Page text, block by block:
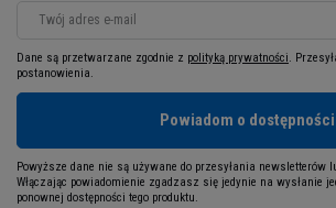
Twój adres e-mail
Dane są przetwarzane zgodnie z polityką prywatności.
postanowienia.
Powiadom o dostępności
Powyższe dane nie są używane do przesyłania newsletterów
Włączając powiadomienie zgadzasz się jedynie na wysłanie
ponownej dostępności tego produktu.